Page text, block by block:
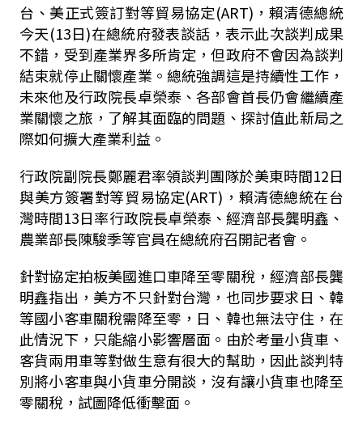
台、美正式簽訂對等貿易協定(ART)，賴清德總統
今天(13日)在總統府發表談話，表示此次談判成果
不錯，受到產業界多所肯定，但政府不會因為談判
結束就停止關懷產業。總統強調這是持續性工作，
未來他及行政院長卓榮泰、各部會首長仍會繼續產
業關懷之旅，了解其面臨的問題、探討值此新局之
際如何擴大產業利益。
行政院副院長鄭麗君率領談判團隊於美東時間12日
與美方簽署對等貿易協定(ART)，賴清德總統在台
灣時間13日率行政院長卓榮泰、經濟部長龔明鑫、
農業部長陳駿季等官員在總統府召開記者會。
針對協定拍板美國進口車降至零關稅，經濟部長龔
明鑫指出，美方不只針對台灣，也同步要求日、韓
等國小客車關稅需降至零，日、韓也無法守住，在
此情況下，只能縮小影響層面。由於考量小貨車、
客貨兩用車等對做生意有很大的幫助，因此談判特
別將小客車與小貨車分開談，沒有讓小貨車也降至
零關稅，試圖降低衝擊面。